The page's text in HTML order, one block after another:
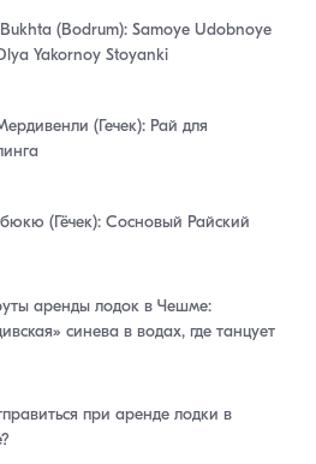
(Bodrum): Samoye Udobnoye
Yakornoy Stoyanki
(Гечек): Рай для
(Гёчек): Сосновый Райский
аренды лодок в Чешме:
синева в водах, где танцует
при аренде лодки в